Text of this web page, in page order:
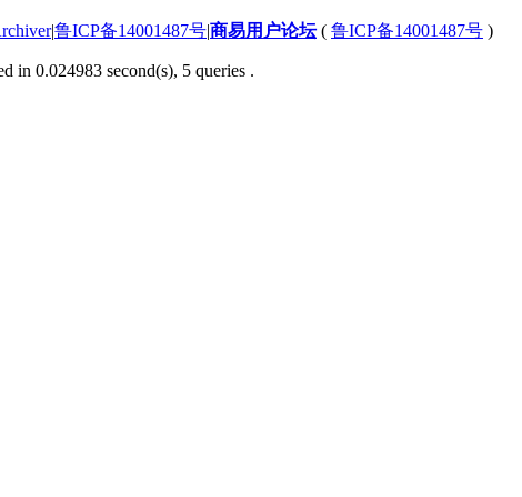
|鲁ICP备14001487号|商易用户论坛( 鲁ICP备14001487号 )
in 0.024983 second(s), 5 queries .